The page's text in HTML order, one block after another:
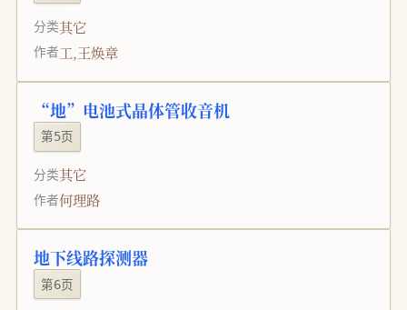
分类其它
作者工,王焕章
“地”电池式晶体管收音机
第5页
分类其它
作者何理路
地下线路探测器
第6页